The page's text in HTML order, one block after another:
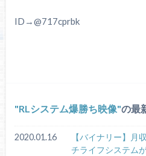
ID→@717cprbk
RLシステム爆勝ち映像 の最
2020.01.16
【バイナリー】月
チライフシステム